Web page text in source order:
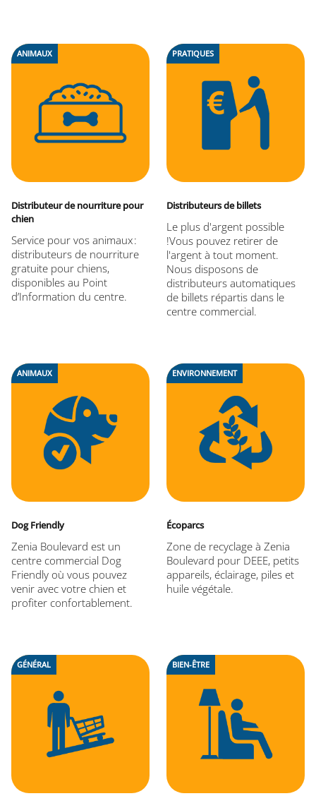
ANIMAUX
Distributeur de nourriture pour
chien
Service pour vos animaux :
distributeurs de nourriture
gratuite pour chiens,
disponibles au Point
d’Information du centre.
PRATIQUES
Distributeurs de billets
Le plus d'argent possible
!Vous pouvez retirer de
l'argent à tout moment.
Nous disposons de
distributeurs automatiques
de billets répartis dans le
centre commercial.
ANIMAUX
Dog Friendly
Zenia Boulevard est un
centre commercial Dog
Friendly où vous pouvez
venir avec votre chien et
profiter confortablement.
ENVIRONNEMENT
Écoparcs
Zone de recyclage à Zenia
Boulevard pour DEEE, petits
appareils, éclairage, piles et
huile végétale.
GÉNÉRAL BIEN-ÊTRE